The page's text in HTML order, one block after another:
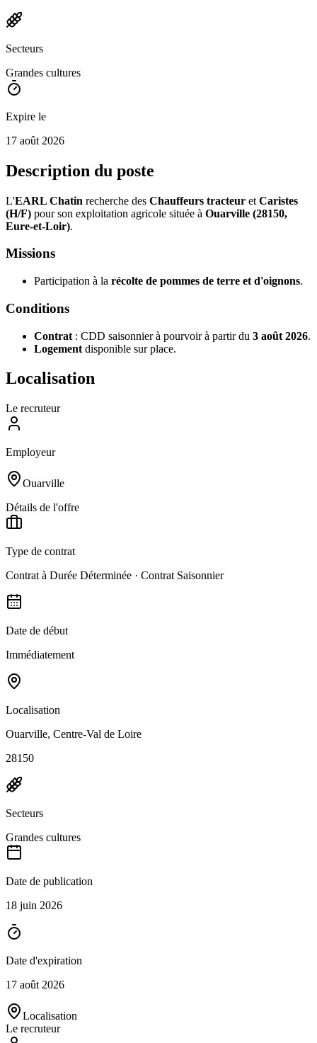
Secteurs
Grandes cultures
Expire le
17 août 2026
Description du poste
L'EARL Chatin recherche des Chauffeurs tracteur et Caristes
(H/F) pour son exploitation agricole située à Ouarville (28150,
Eure-et-Loir).
Missions
Participation à la récolte de pommes de terre et d'oignons.
Conditions
Contrat : CDD saisonnier à pourvoir à partir du 3 août 2026.
Logement disponible sur place.
Localisation
Le recruteur
Employeur
Ouarville
Détails de l'offre
Type de contrat
Contrat à Durée Déterminée · Contrat Saisonnier
Date de début
Immédiatement
Localisation
Ouarville, Centre-Val de Loire
28150
Secteurs
Grandes cultures
Date de publication
18 juin 2026
Date d'expiration
17 août 2026
Localisation
Le recruteur